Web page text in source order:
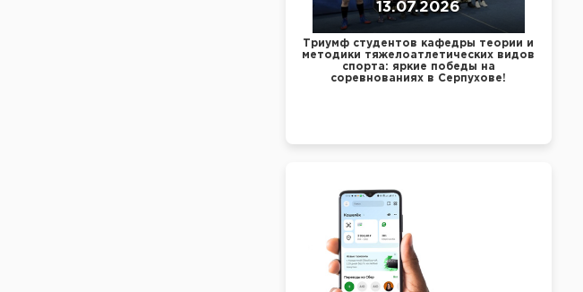
13.07.2026
Триумф студентов кафедры теории и
методики тяжелоатлетических видов
спорта: яркие победы на
соревнованиях в Серпухове!